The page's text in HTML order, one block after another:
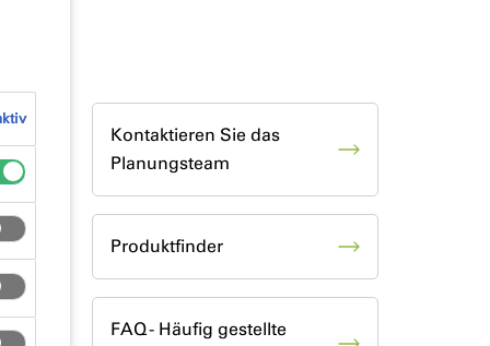
Kontaktieren Sie das
Planungsteam
Produktfinder
FAQ - Häufig gestellte